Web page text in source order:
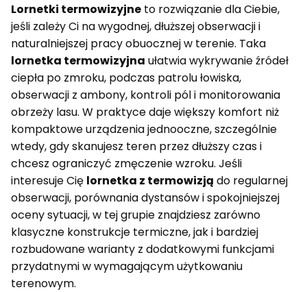
Lornetki termowizyjne to rozwiązanie dla Ciebie,
jeśli zależy Ci na wygodnej, dłuższej obserwacji i
naturalniejszej pracy obuocznej w terenie. Taka
lornetka termowizyjna ułatwia wykrywanie źródeł
ciepła po zmroku, podczas patrolu łowiska,
obserwacji z ambony, kontroli pól i monitorowania
obrzeży lasu. W praktyce daje większy komfort niż
kompaktowe urządzenia jednooczne, szczególnie
wtedy, gdy skanujesz teren przez dłuższy czas i
chcesz ograniczyć zmęczenie wzroku. Jeśli
interesuje Cię lornetka z termowizją do regularnej
obserwacji, porównania dystansów i spokojniejszej
oceny sytuacji, w tej grupie znajdziesz zarówno
klasyczne konstrukcje termiczne, jak i bardziej
rozbudowane warianty z dodatkowymi funkcjami
przydatnymi w wymagającym użytkowaniu
terenowym.